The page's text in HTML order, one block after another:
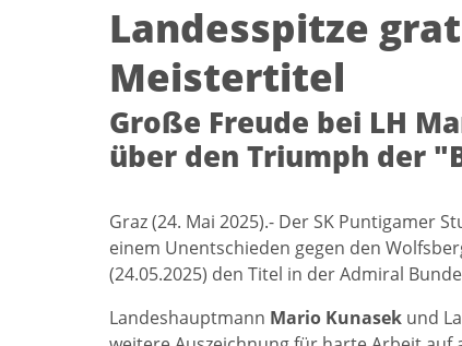
Landesspitze
Meistertitel
Große Freude bei LH
über den Triumph der
Graz (24. Mai 2025).- Der SK Puntigamer
einem Unentschieden gegen den
(24.05.2025) den Titel in der Admiral
Landeshauptmann Mario Kunasekund